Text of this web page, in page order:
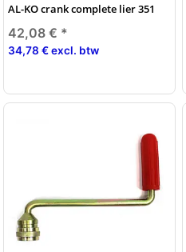
AL-KO crank complete lier 351
42,08 € *
34,78 € excl. btw